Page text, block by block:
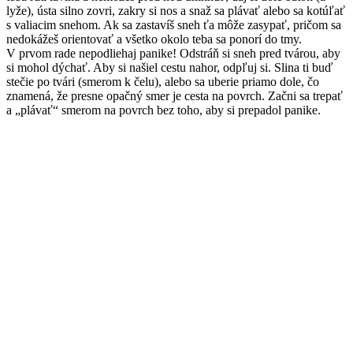
lyže), ústa silno zovri, zakry si nos a snaž sa plávať alebo sa kotúľať
s valiacim snehom. Ak sa zastavíš sneh ťa môže zasypať, pričom sa
nedokážeš orientovať a všetko okolo teba sa ponorí do tmy.
V prvom rade nepodliehaj panike! Odstráň si sneh pred tvárou, aby
si mohol dýchať. Aby si našiel cestu nahor, odpľuj si. Slina ti buď
stečie po tvári (smerom k čelu), alebo sa uberie priamo dole, čo
znamená, že presne opačný smer je cesta na povrch. Začni sa trepať
a „plávať“ smerom na povrch bez toho, aby si prepadol panike.